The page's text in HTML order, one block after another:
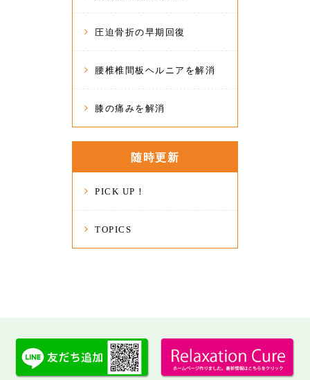
圧迫骨折の早期回復
腰椎椎間板ヘルニアを解消
膝の痛みを解消
随時更新
PICK UP！
TOPICS